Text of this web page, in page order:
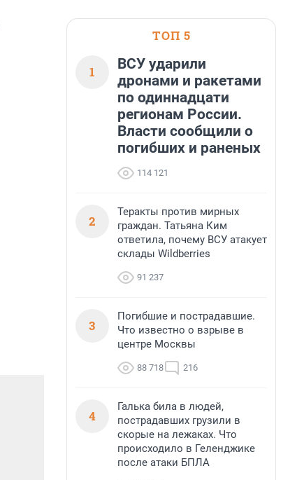
ТОП 5
1
ВСУ ударили
дронами и ракетами
по одиннадцати
регионам России.
Власти сообщили о
погибших и раненых
114 121
2
Теракты против мирных
граждан. Татьяна Ким
ответила, почему ВСУ атакует
склады Wildberries
91 237
3
Погибшие и пострадавшие.
Что известно о взрыве в
центре Москвы
88 718 216
4
Галька била в людей,
пострадавших грузили в
скорые на лежаках. Что
происходило в Геленджике
после атаки БПЛА